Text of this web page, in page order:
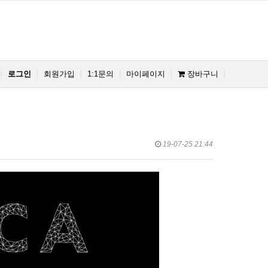
장바구니
마이페이지
1:1문의
회원가입
로그인
19-07-25 21:44